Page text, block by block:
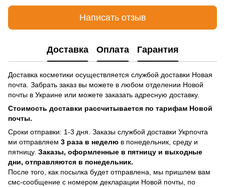
Написать отзыв
Доставка Оплата Гарантия
Доставка косметики осуществляется службой доставки Новая
почта. Забрать заказ вы можете в любом отделении Новой
почты в Украине или можете заказать адресную доставку.
Стоимость доставки рассчитывается по тарифам Новой
почты.
Сроки отправки: 1-3 дня. Заказы службой доставки Укрпочта
ми отправляем 3 раза в неделю в понедельник, среду и
пятницу. Заказы, оформленные в пятницу и выходные
дни, отправляются в понедельник.
После того, как посылка будет отправлена, мы пришлем вам
смс-сообщение с номером декларации Новой почты, по